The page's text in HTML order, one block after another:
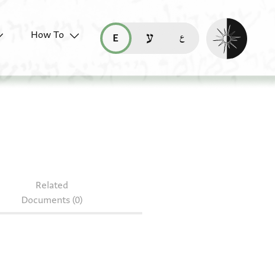
How To
read this page in English (en)
קריאת העמוד ב-עברית (he)
Enable dark
Related
Documents (0)